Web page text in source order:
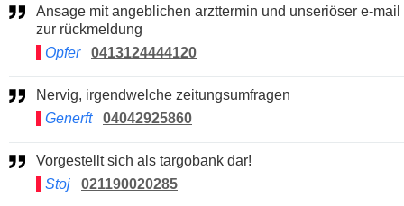
Ansage mit angeblichen arzttermin und unseriöser e-mail
zur rückmeldung
Opfer
0413124444120
Nervig, irgendwelche zeitungsumfragen
Generft
04042925860
Vorgestellt sich als targobank dar!
Stoj
021190020285